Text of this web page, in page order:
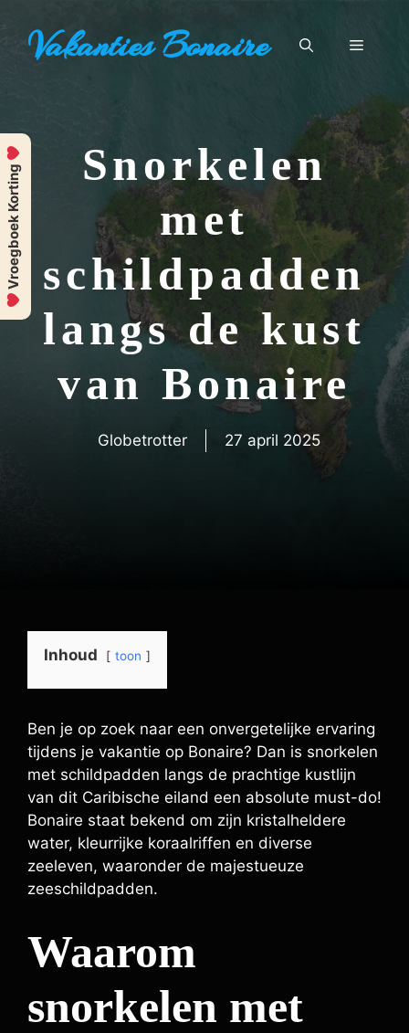
naarVakanties Bonaire Menu
Snorkelen
met
schildpadden
langs de kust
van Bonaire
Globetrotter 27 april 2025
Inhoud toon
Ben je op zoek naar een onvergetelijke ervaring
tijdens je vakantie op Bonaire? Dan is snorkelen
met schildpadden langs de prachtige kustlijn
van dit Caribische eiland een absolute must-do!
Bonaire staat bekend om zijn kristalheldere
water, kleurrijke koraalriffen en diverse
zeeleven, waaronder de majestueuze
zeeschildpadden.
Waarom
snorkelen met
Vroegboek Korting